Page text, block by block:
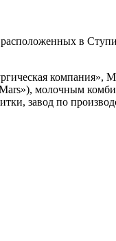
в
молочным
завод по